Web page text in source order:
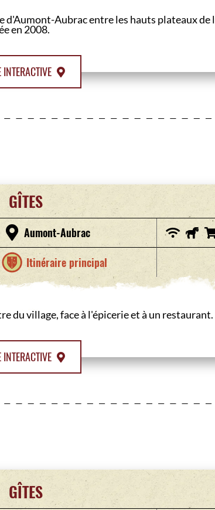
Aubrac entre les hauts plateaux de
en 2008.
GÎTES
Aumont-Aubrac
Itinéraire principal
du village, face à l'épicerie et à un restaurant.
GÎTES